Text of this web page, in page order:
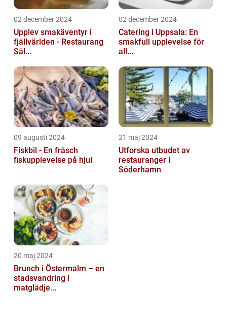
02 december 2024
Upplev smakäventyr i
fjällvärlden - Restaurang
Säl...
02 december 2024
Catering i Uppsala: En
smakfull upplevelse för
all...
09 augusti 2024
Fiskbil - En fräsch
fiskupplevelse på hjul
21 maj 2024
Utforska utbudet av
restauranger i
Söderhamn
20 maj 2024
Brunch i Östermalm – en
stadsvandring i
matglädje...